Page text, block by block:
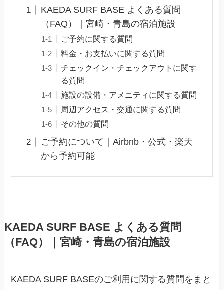
KAEDA SURF BASE よくある質問
（FAQ）｜宮崎・青島の宿泊施設
ご予約に関する質問
料金・お支払いに関する質問
チェックイン・チェックアウトに関す
る質問
施設の設備・アメニティに関する質問
周辺アクセス・交通に関する質問
その他の質問
ご予約について｜Airbnb・公式・楽天
から予約可能
KAEDA SURF BASE よくある質問
（FAQ）｜宮崎・青島の宿泊施設
KAEDA SURF BASEのご利用に関する質問をまと